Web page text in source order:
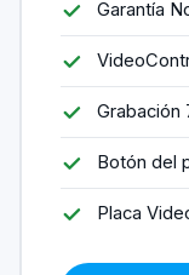
Garantía
Grabación
Botón del
Placa